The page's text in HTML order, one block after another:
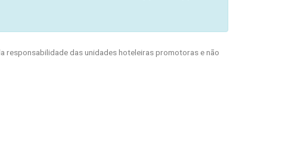
responsabilidade das unidades hoteleiras promotoras e não